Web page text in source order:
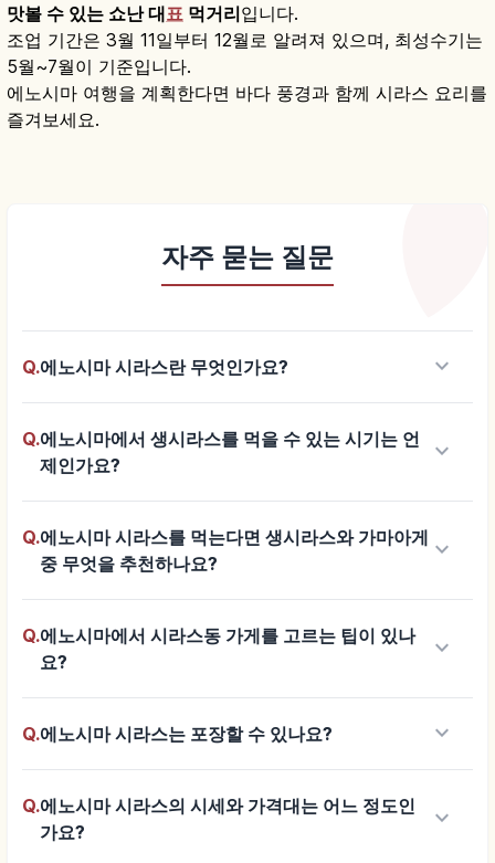
맛볼 수 있는 쇼난 대표 먹거리입니다.
조업 기간은 3월 11일부터 12월로 알려져 있으며, 최성수기는
5월~7월이 기준입니다.
에노시마 여행을 계획한다면 바다 풍경과 함께 시라스 요리를
즐겨보세요.
자주 묻는 질문
Q.에노시마 시라스란 무엇인가요? keyboard_arrow_down
Q.에노시마에서 생시라스를 먹을 수 있는 시기는 언
제인가요?
keyboard_arrow_down
Q.에노시마 시라스를 먹는다면 생시라스와 가마아게
중 무엇을 추천하나요?
keyboard_arrow_down
Q.에노시마에서 시라스동 가게를 고르는 팁이 있나
요?
keyboard_arrow_down
Q.에노시마 시라스는 포장할 수 있나요? keyboard_arrow_down
Q.에노시마 시라스의 시세와 가격대는 어느 정도인
가요?
keyboard_arrow_down